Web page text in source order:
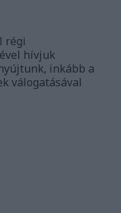
régi
hívjuk
inkább a
válogatásával